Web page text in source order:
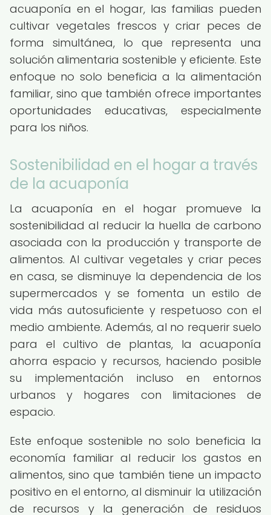
acuaponía en el hogar, las familias pueden
cultivar vegetales frescos y criar peces de
forma simultánea, lo que representa una
solución alimentaria sostenible y eficiente. Este
enfoque no solo beneficia a la alimentación
familiar, sino que también ofrece importantes
oportunidades educativas, especialmente
para los niños.
Sostenibilidad en el hogar a través
de la acuaponía
La acuaponía en el hogar promueve la
sostenibilidad al reducir la huella de carbono
asociada con la producción y transporte de
alimentos. Al cultivar vegetales y criar peces
en casa, se disminuye la dependencia de los
supermercados y se fomenta un estilo de
vida más autosuficiente y respetuoso con el
medio ambiente. Además, al no requerir suelo
para el cultivo de plantas, la acuaponía
ahorra espacio y recursos, haciendo posible
su implementación incluso en entornos
urbanos y hogares con limitaciones de
espacio.
Este enfoque sostenible no solo beneficia la
economía familiar al reducir los gastos en
alimentos, sino que también tiene un impacto
positivo en el entorno, al disminuir la utilización
de recursos y la generación de residuos